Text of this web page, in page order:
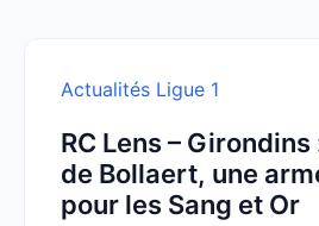
Actualités Ligue 1
RC Lens –
de Bollaert, une
pour les Sang et Or